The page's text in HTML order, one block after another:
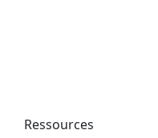
Ressources